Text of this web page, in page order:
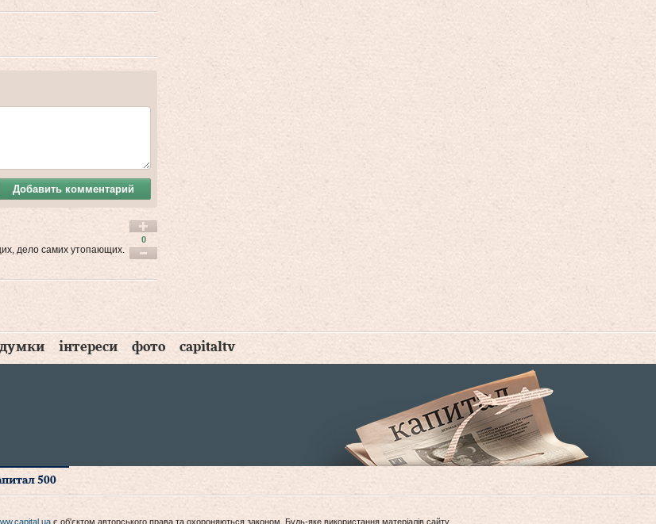
Добавить комментарий
дело самих утопающих.
0
думки інтереси фото capitaltv
500
є об'єктом авторського права та охороняються законом. Будь-яке використання матеріалів сайту